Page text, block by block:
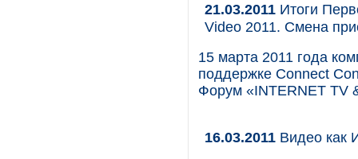
21.03.2011 Итоги
Video 2011. Смена
15 марта 2011 года
поддержке Connect
Форум «INTERNET TV
16.03.2011 Видео как